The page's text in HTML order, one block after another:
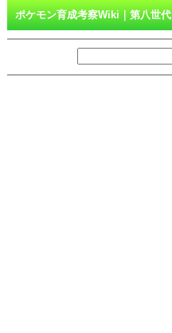
ポケモン育成考察Wiki｜第八世代